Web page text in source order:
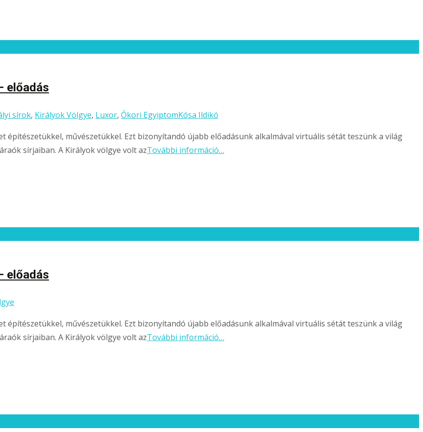
előadás
sírok, Királyok Völgye, Luxor, Ókori EgyiptomKósa Ildikó
művészetükkel. Ezt bizonyítandó újabb előadásunk alkalmával virtuális sétát teszünk a világ
sírjaiban. A Királyok völgye volt azTovábbi információ…
előadás
művészetükkel. Ezt bizonyítandó újabb előadásunk alkalmával virtuális sétát teszünk a világ
sírjaiban. A Királyok völgye volt azTovábbi információ…